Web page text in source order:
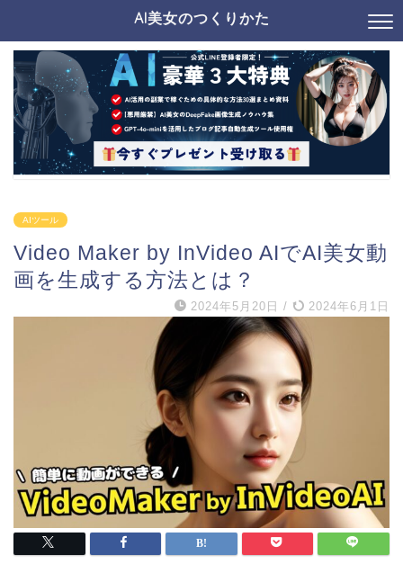
AI美女のつくりかた
AIツール
Video Maker by InVideo AIでAI美女動
画を生成する方法とは？
2024年5月20日 / 2024年6月1日